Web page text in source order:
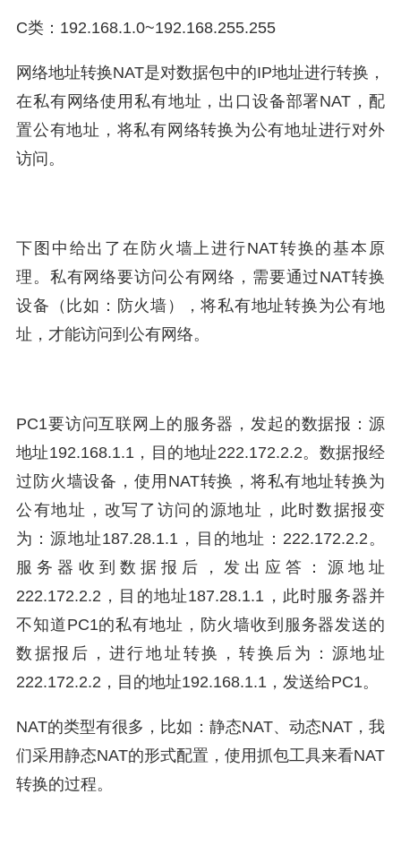
C类：192.168.1.0~192.168.255.255
网络地址转换NAT是对数据包中的IP地址进行转换，
在私有网络使用私有地址，出口设备部署NAT，配
置公有地址，将私有网络转换为公有地址进行对外
访问。
下图中给出了在防火墙上进行NAT转换的基本原
理。私有网络要访问公有网络，需要通过NAT转换
设备（比如：防火墙），将私有地址转换为公有地
址，才能访问到公有网络。
PC1要访问互联网上的服务器，发起的数据报：源
地址192.168.1.1，目的地址222.172.2.2。数据报经
过防火墙设备，使用NAT转换，将私有地址转换为
公有地址，改写了访问的源地址，此时数据报变
为：源地址187.28.1.1，目的地址：222.172.2.2。
服务器收到数据报后，发出应答：源地址
222.172.2.2，目的地址187.28.1.1，此时服务器并
不知道PC1的私有地址，防火墙收到服务器发送的
数据报后，进行地址转换，转换后为：源地址
222.172.2.2，目的地址192.168.1.1，发送给PC1。
NAT的类型有很多，比如：静态NAT、动态NAT，我
们采用静态NAT的形式配置，使用抓包工具来看NAT
转换的过程。